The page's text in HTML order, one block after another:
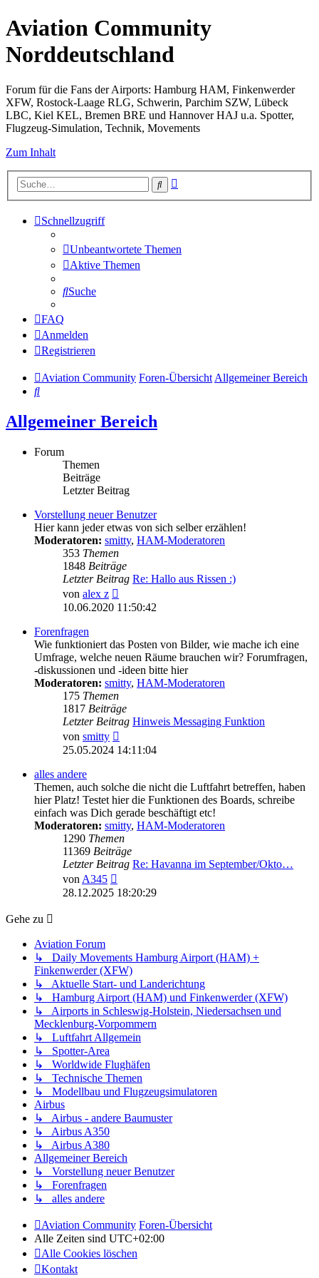
Aviation Community
Norddeutschland
Forum für die Fans der Airports: Hamburg HAM, Finkenwerder
XFW, Rostock-Laage RLG, Schwerin, Parchim SZW, Lübeck
LBC, Kiel KEL, Bremen BRE und Hannover HAJ u.a. Spotter,
Flugzeug-Simulation, Technik, Movements
Zum Inhalt
Suche
Schnellzugriff
Unbeantwortete Themen
Aktive Themen
Suche
FAQ
Anmelden
Registrieren
Aviation Community Foren-ÜbersichtAllgemeiner Bereich
Suche
Allgemeiner Bereich
Forum
Themen
Beiträge
Letzter Beitrag
Vorstellung neuer Benutzer
Hier kann jeder etwas von sich selber erzählen!
Moderatoren: smitty, HAM-Moderatoren
353 Themen
1848 Beiträge
Letzter Beitrag Re: Hallo aus Rissen :)
von alex z
Beitrag
10.06.2020 11:50:42
Forenfragen
Wie funktioniert das Posten von Bilder, wie mache ich eine
Umfrage, welche neuen Räume brauchen wir? Forumfragen,
-diskussionen und -ideen bitte hier
Moderatoren: smitty, HAM-Moderatoren
175 Themen
1817 Beiträge
Letzter Beitrag Hinweis Messaging Funktion
von smitty
Beitrag
25.05.2024 14:11:04
alles andere
Themen, auch solche die nicht die Luftfahrt betreffen, haben
hier Platz! Testet hier die Funktionen des Boards, schreibe
einfach was Dich gerade beschäftigt etc!
Moderatoren: smitty, HAM-Moderatoren
1290 Themen
11369 Beiträge
Letzter Beitrag Re: Havanna im September/Okto…
von A345
Beitrag
28.12.2025 18:20:29
Gehe zu
Aviation Forum
↳ Daily Movements Hamburg Airport (HAM) +
Finkenwerder (XFW)
↳ Aktuelle Start- und Landerichtung
↳ Hamburg Airport (HAM) und Finkenwerder (XFW)
↳ Airports in Schleswig-Holstein, Niedersachsen und
Mecklenburg-Vorpommern
↳ Luftfahrt Allgemein
↳ Spotter-Area
↳ Worldwide Flughäfen
↳ Technische Themen
↳ Modellbau und Flugzeugsimulatoren
Airbus
↳ Airbus - andere Baumuster
↳ Airbus A350
↳ Airbus A380
Allgemeiner Bereich
↳ Vorstellung neuer Benutzer
↳ Forenfragen
↳ alles andere
Aviation Community Foren-Übersicht
Alle Zeiten sind UTC+02:00
Alle Cookies löschen
Kontakt